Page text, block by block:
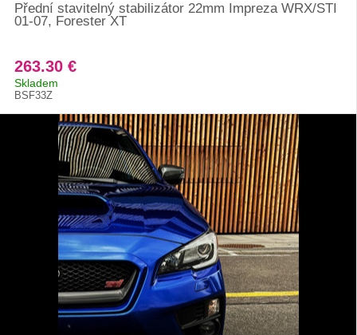
Přední stavitelný stabilizátor 22mm Impreza WRX/STI
01-07, Forester XT
263.30 €
Skladem
BSF33Z